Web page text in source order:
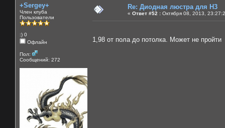
+Sergey+
Член клуба
Пользователи
:) 0
Офлайн
Пол:
Сообщений: 272
Re: Диодная люстра для Н3
« Ответ #52 : Октября 08, 2013,
1,98 от пола до потолка. Может не пройти